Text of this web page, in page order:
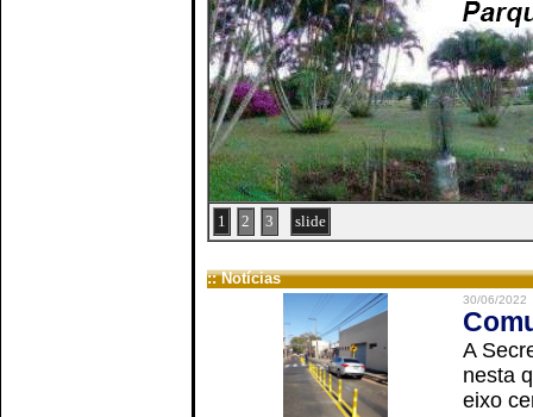
1 2 3 slide
:: Notícias
30/06/2022
A
nesta
eixo